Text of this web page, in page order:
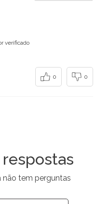
verificado
0 0
não tem perguntas